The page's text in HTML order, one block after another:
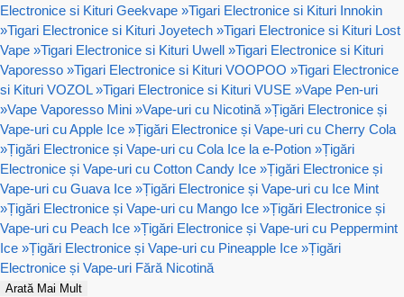
Electronice si Kituri Geekvape »Tigari Electronice si Kituri Innokin
»Tigari Electronice si Kituri Joyetech »Tigari Electronice si Kituri Lost
Vape »Tigari Electronice si Kituri Uwell »Tigari Electronice si Kituri
Vaporesso »Tigari Electronice si Kituri VOOPOO »Tigari Electronice
si Kituri VOZOL »Tigari Electronice si Kituri VUSE »Vape Pen-uri
»Vape Vaporesso Mini »Vape-uri cu Nicotină »Țigări Electronice și
Vape-uri cu Apple Ice »Țigări Electronice și Vape-uri cu Cherry Cola
»Țigări Electronice și Vape-uri cu Cola Ice la e-Potion »Țigări
Electronice și Vape-uri cu Cotton Candy Ice »Țigări Electronice și
Vape-uri cu Guava Ice »Țigări Electronice și Vape-uri cu Ice Mint
»Țigări Electronice și Vape-uri cu Mango Ice »Țigări Electronice și
Vape-uri cu Peach Ice »Țigări Electronice și Vape-uri cu Peppermint
Ice »Țigări Electronice și Vape-uri cu Pineapple Ice »Țigări
Electronice și Vape-uri Fără Nicotină
Arată Mai Mult